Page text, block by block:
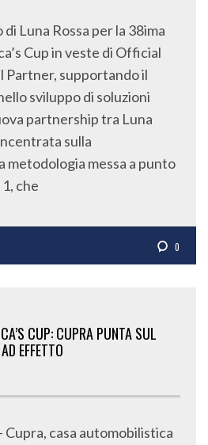
Luna Rossa per la 38ima
Cup in veste di Official
Partner, supportando il
sviluppo di soluzioni
partnership tra Luna
sulla
metodologia messa a punto
che
0
CUP: CUPRA PUNTA SUL
EFFETTO
casa automobilistica